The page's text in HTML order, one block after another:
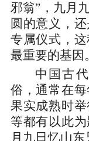
邪翁”，九月
圆的意义，
专属仪式，
最重要的基因。
中国古
俗，通常在
果实成熟时
等都有以此
月九日忆山